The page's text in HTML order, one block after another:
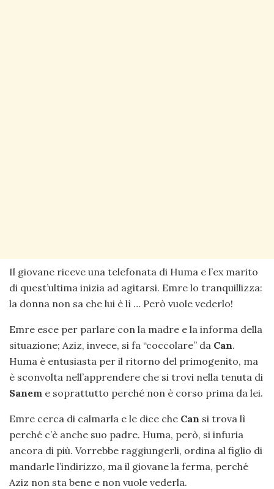
Il giovane riceve una telefonata di Huma e l’ex marito
di quest’ultima inizia ad agitarsi. Emre lo tranquillizza:
la donna non sa che lui è lì … Però vuole vederlo!
Emre esce per parlare con la madre e la informa della
situazione; Aziz, invece, si fa “coccolare” da Can.
Huma è entusiasta per il ritorno del primogenito, ma
è sconvolta nell’apprendere che si trovi nella tenuta di
Sanem e soprattutto perché non è corso prima da lei.
Emre cerca di calmarla e le dice che Can si trova lì
perché c’è anche suo padre. Huma, però, si infuria
ancora di più. Vorrebbe raggiungerli, ordina al figlio di
mandarle l’indirizzo, ma il giovane la ferma, perché
Aziz non sta bene e non vuole vederla.